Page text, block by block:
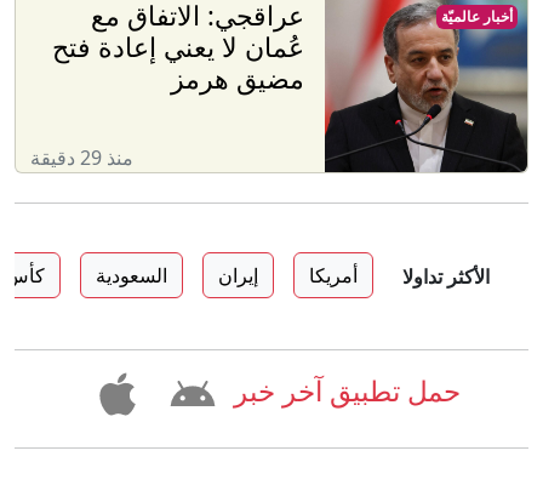
عراقجي: الاتفاق مع
عُمان لا يعني إعادة فتح
مضيق هرمز
منذ 29 دقيقة
أخبار عالميّة
الأكثر تداولا أمريكا إيران السعودية كأس
حمل تطبيق آخر خبر